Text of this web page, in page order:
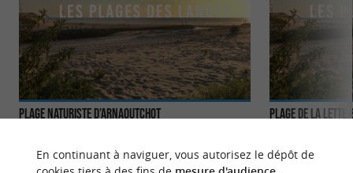
Plage naturiste d’Arnaoutchot
bronzette intégrale, sans « textile », comme on dit !
C’est l’une ...
Plage de la Lette
En continuant à naviguer, vous autorisez le dépôt de